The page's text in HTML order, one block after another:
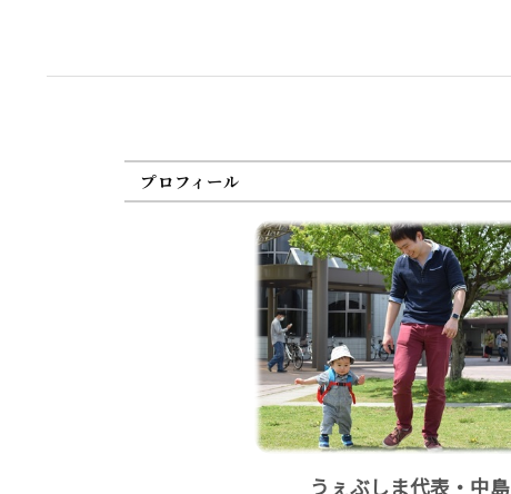
プロフィール
うぇぶしま代表・中島